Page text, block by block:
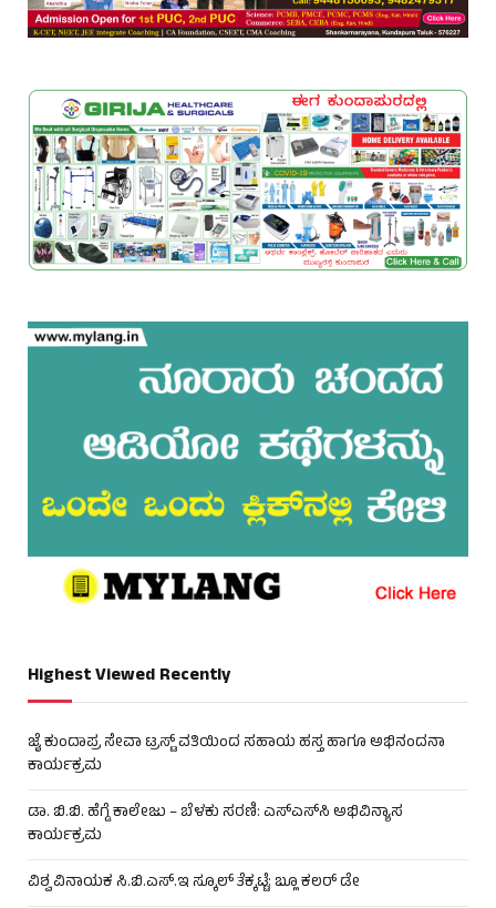
Highest Viewed Recently
ಜೈ ಕುಂದಾಪ್ರ ಸೇವಾ ಟ್ರಸ್ಟ್ ವತಿಯಿಂದ ಸಹಾಯ ಹಸ್ತ ಹಾಗೂ ಅಭಿನಂದನಾ
ಕಾರ್ಯಕ್ರಮ
ಡಾ. ಬಿ.ಬಿ. ಹೆಗ್ಡೆ ಕಾಲೇಜು – ಬೆಳಕು ಸರಣಿ: ಎಸ್‌ಎಸ್‌ಸಿ ಅಭಿವಿನ್ಯಾಸ
ಕಾರ್ಯಕ್ರಮ
ವಿಶ್ವ ವಿನಾಯಕ ಸಿ.ಬಿ.ಎಸ್.ಇ ಸ್ಕೂಲ್ ತೆಕ್ಕಟ್ಟೆ: ಬ್ಲೂ ಕಲರ್ ಡೇ